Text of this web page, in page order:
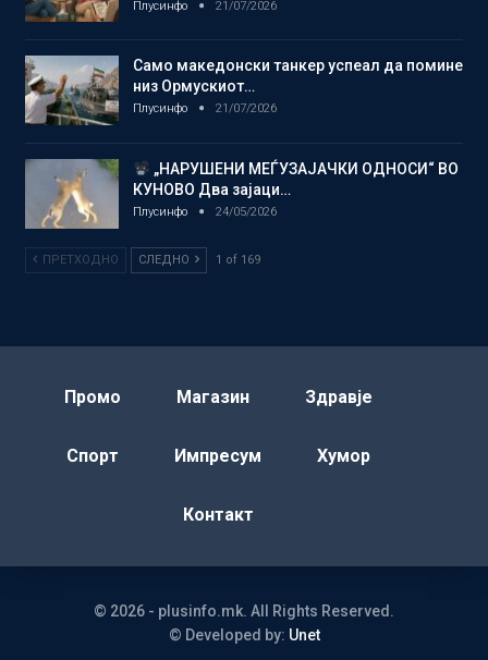
Плусинфо 21/07/2026
Само македонски танкер успеал да помине
низ Ормускиот…
Плусинфо 21/07/2026
„НАРУШЕНИ МЕЃУЗАЈАЧКИ ОДНОСИ“ ВО
КУНОВО Два зајаци…
Плусинфо 24/05/2026
ПРЕТХОДНО СЛЕДНО 1 of 169
Промо Магазин Здравје
Спорт Импресум Хумор
Контакт
© 2026 - plusinfo.mk. All Rights Reserved.
© Developed by: Unet